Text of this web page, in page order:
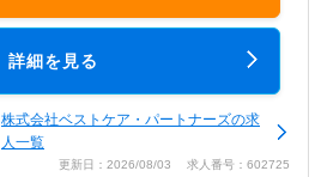
詳細を見る
株式会社ベストケア・パートナーズの求
人一覧
更新日：2026/08/03 求人番号：602725